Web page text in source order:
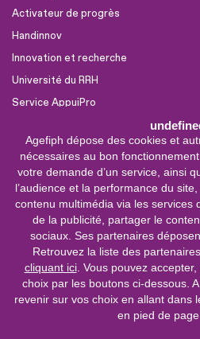
Agefiph dépose des cookies et
nécessaires au bon
votre demande d’un service, ainsi
l’audience et la performance du
contenu multimédia via les services
de la publicité, partager le
sociaux. Ses partenaires
Retrouvez la liste des
cliquant ici. Vous pouvez
choix par les boutons ci-dessous.
revenir sur vos choix en allant dans
en pied de page
Activateur de progrès
Handinnov
Innovation et recherche
Université du RRH
Service AppuiPro
Nous suivre
Youtube
Linkedin
Facebook
0 800 11 10 09
Service &
appel